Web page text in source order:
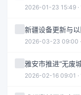
2026-01-23 15:49 ·
新疆设备更新与
2026-03-23 09:00
雅安市推进“无废
2026-02-16 09:01 ·